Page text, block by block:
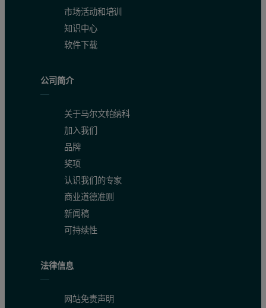
市场活动和培训
知识中心
软件下载
公司简介
关于马尔文帕纳科
加入我们
品牌
奖项
认识我们的专家
商业道德准则
新闻稿
可持续性
法律信息
网站免责声明